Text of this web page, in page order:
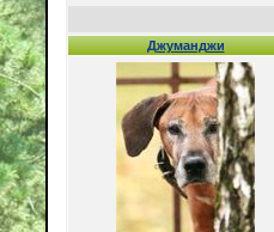
Джуманджи